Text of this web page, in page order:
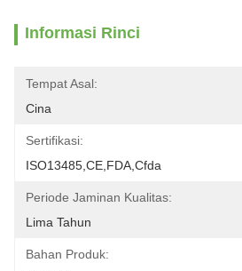
Informasi Rinci
Tempat Asal:
Cina
Sertifikasi:
ISO13485,CE,FDA,Cfda
Periode Jaminan Kualitas:
Lima Tahun
Bahan Produk: